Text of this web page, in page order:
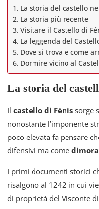
La storia del castello
La storia più recente
Visitare il Castello di
La leggenda del
Dove si trova e come
Dormire vicino al
La storia del
Il castello di Fénis sorge
nonostante l’imponente
poco elevata fa pensare
difensivi ma come
I primi documenti storici
risalgono al 1242 in cui
di proprietà del Visconte